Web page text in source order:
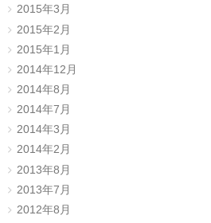
2015年3月
2015年2月
2015年1月
2014年12月
2014年8月
2014年7月
2014年3月
2014年2月
2013年8月
2013年7月
2012年8月